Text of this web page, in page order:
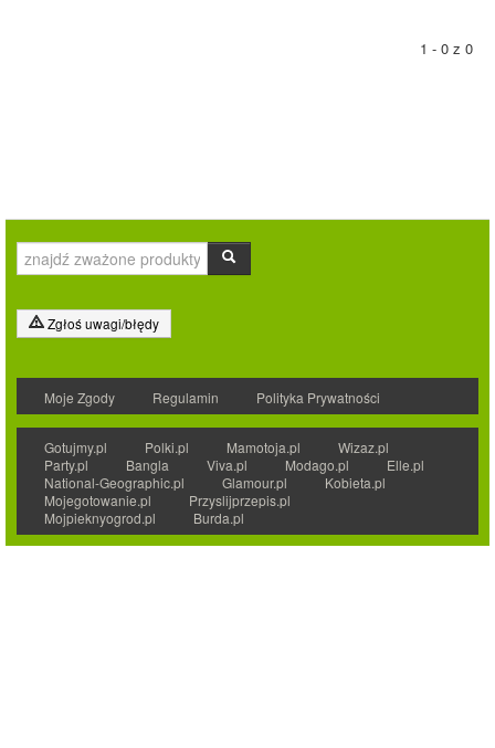
1 - 0 z 0
Zgłoś uwagi/błędy
Moje Zgody Regulamin Polityka Prywatności
Gotujmy.pl Polki.pl Mamotoja.pl
Wizaz.pl
Party.pl
Bangla Viva.pl Modago.pl
Elle.pl
National-Geographic.pl
Glamour.pl
Kobieta.pl
Mojegotowanie.pl
Przyslijprzepis.pl
Mojpieknyogrod.pl
Burda.pl